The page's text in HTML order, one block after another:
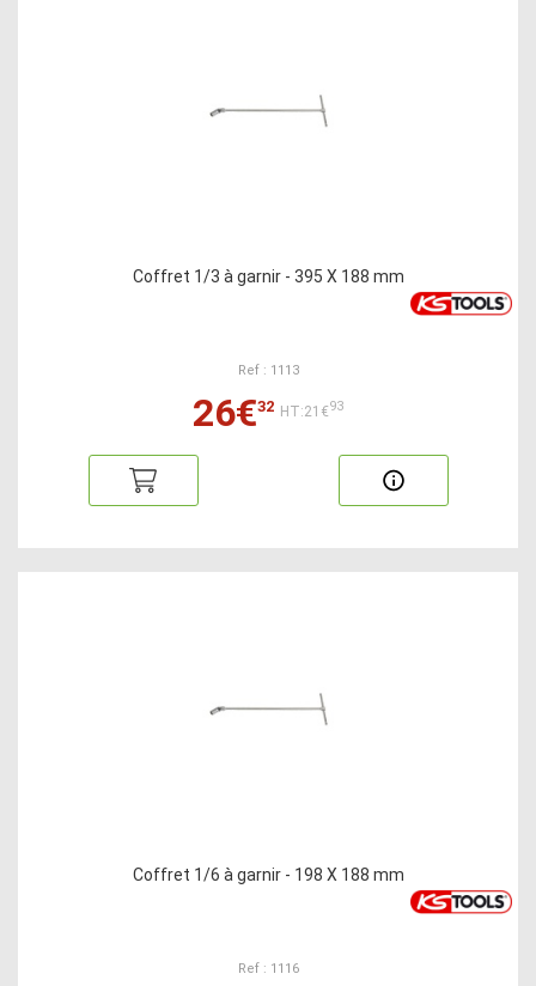
Coffret 1/3 à garnir - 395 X 188 mm
Ref : 1113
26€32 HT:21€93
Coffret 1/6 à garnir - 198 X 188 mm
Ref : 1116